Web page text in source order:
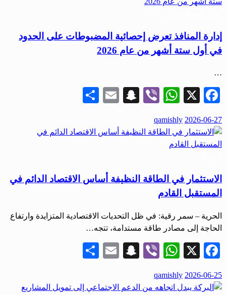
إدارة المنافذ تعرض إحصائية المضبوطات على الحدود
في أول ستة أشهر من عام 2026
…
Facebook
X
WhatsApp
Viber
Snapchat
Email
نُشر
في
2026-06-27
qamishly
الاستثمار في الطاقة النظيفة أساس الاقتصاد الدائم في
المستقبل القادم
الحرية – سمر رقية: في ظل التحديات الاقتصادية المتزايدة وارتفاع
الحاجة إلى مصادر طاقة مستدامة، تتجه…
Facebook
X
WhatsApp
Viber
Snapchat
Email
نُشر
في
2026-06-25
qamishly